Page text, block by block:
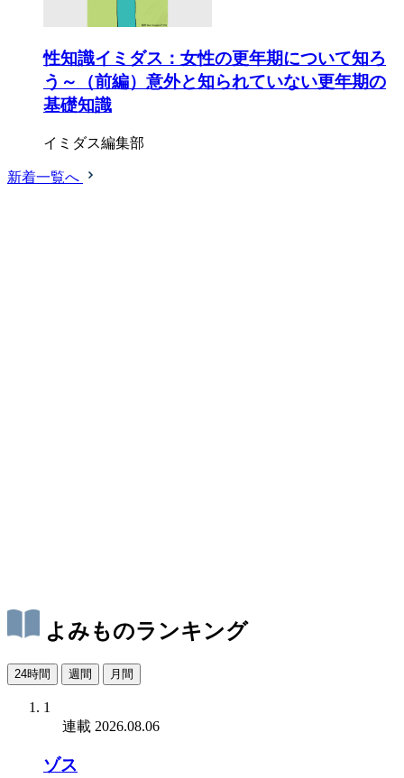
性知識イミダス：女性の更年期について知ろ
う～（前編）意外と知られていない更年期の
基礎知識
イミダス編集部
新着一覧へ
よみものランキング
24時間 週間 月間
1
連載 2026.08.06
ゾス